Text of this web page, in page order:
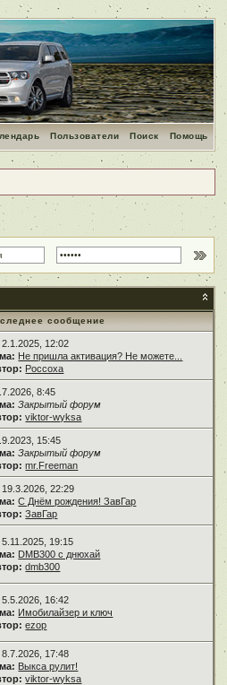
Помощь
Поиск
Пользователи
сообщение
2.1.2025, 12:02
Не пришла активация? Не можете...
Россоха
8:45
Закрытый форум
viktor-wyksa
15:45
Закрытый форум
mr.Freeman
19.3.2026, 22:29
С Днём рождения! ЗавГар
ЗавГар
5.11.2025, 19:15
DMB300 с днюхай
dmb300
5.5.2026, 16:42
Имобилайзер и ключ
ezop
8.7.2026, 17:48
Выкса рулит!
viktor-wyksa